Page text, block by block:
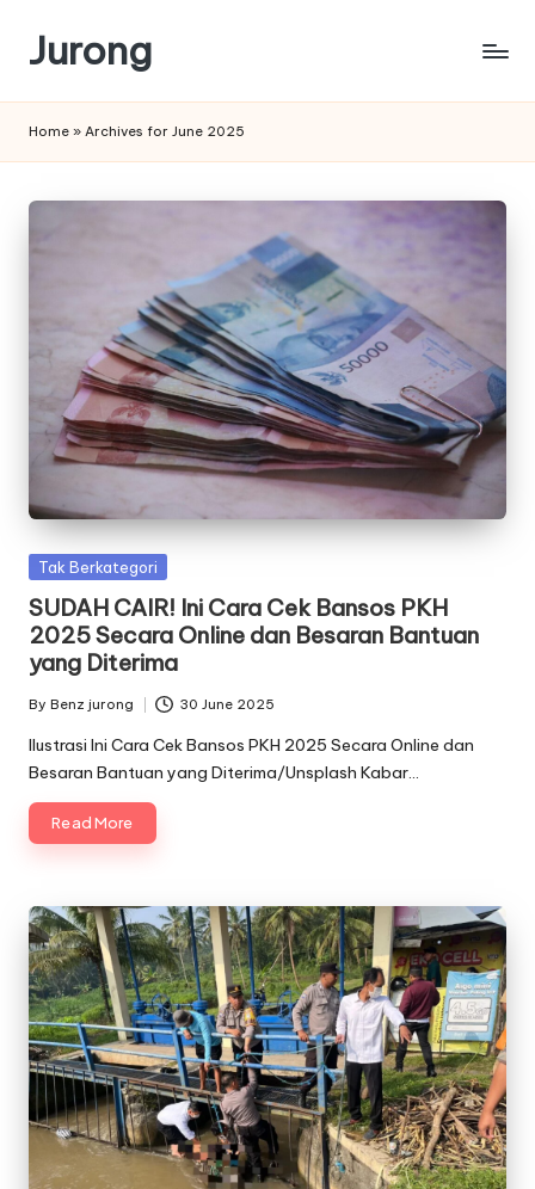
content
Jurong
Home » Archives for June 2025
Posted
Tak Berkategori
SUDAH CAIR! Ini Cara Cek Bansos PKH
2025 Secara Online dan Besaran Bantuan
yang Diterima
Posted
by
By Benz jurong 30 June 2025
Ilustrasi Ini Cara Cek Bansos PKH 2025 Secara Online dan
Besaran Bantuan yang Diterima/Unsplash Kabar…
Read More